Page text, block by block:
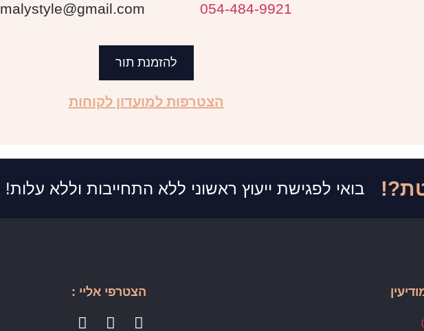
054-484-9921
malystyle@gmail.com
להזמנת תור
הצטרפות למועדון לקוחות
בואי לפגישת ייעוץ ראשוני ללא התחייבות וללא עלות!
הצטרפי אליי :